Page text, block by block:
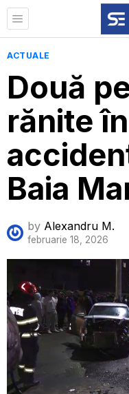
ACTUALE
Două
rănite
Baia
by Alexandru M.
februarie 18, 2026